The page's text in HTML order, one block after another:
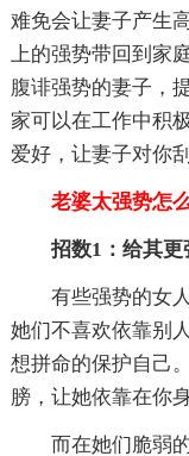
难免会让妻子产生
上的强势带回到家
腹诽强势的妻子，
家可以在工作中积
爱好，让妻子对你
老婆太强势怎
招数1：给其
有些强势的女
她们不喜欢依靠别
想拼命的保护自己
膀，让她依靠在你
而在她们脆弱